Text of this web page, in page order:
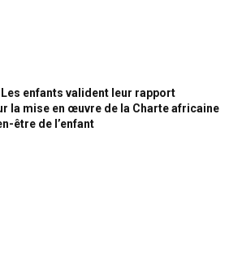
enfants valident leur rapport
la mise en œuvre de la Charte africaine
être de l’enfant